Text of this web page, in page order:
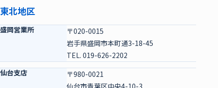
東北地区
盛岡営業所
〒020-0015
岩手県盛岡市本町通3-18-45
TEL. 019-626-2202
仙台支店
〒980-0021
仙台市青葉区中央4-10-3